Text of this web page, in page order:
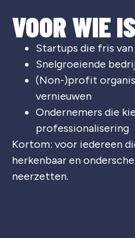
VOOR WIE
Startups die fris
Snelgroeiende
(Non-)profit
vernieuwen
Ondernemers die
professionalisering
Kortom: voor iedereen
herkenbaar en
neerzetten.